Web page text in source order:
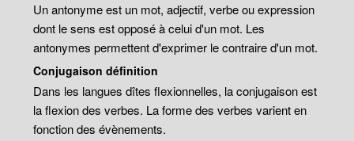
Un antonyme est un mot, adjectif, verbe ou expression
dont le sens est opposé à celui d'un mot. Les
antonymes permettent d'exprimer le contraire d'un mot.
Conjugaison définition
Dans les langues dîtes flexionnelles, la conjugaison est
la flexion des verbes. La forme des verbes varient en
fonction des évènements.